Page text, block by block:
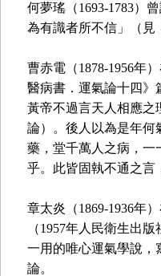
何夢瑤（1693-1783）
為有識者所不信」（見
曹赤電（1878-1956年
醫病書．運氣論十四》
黃帝不過言天人相應之
論）。後人以為是年何
藥，堂千萬人之病，一
乎。此皆固執不通之言
章太炎（1869-1936年
（1957年人民衛生出
一用的唯心運氣學說，
論。